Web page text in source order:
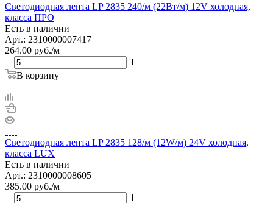
Светодиодная лента LP 2835 240/м (22Вт/м) 12V холодная,
класса ПРО
Есть в наличии
Арт.: 2310000007417
264.00 руб./м
В корзину
Светодиодная лента LP 2835 128/м (12W/м) 24V холодная,
класса LUX
Есть в наличии
Арт.: 2310000008605
385.00 руб./м